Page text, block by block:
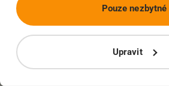
Upravit
Pouze nezbytné